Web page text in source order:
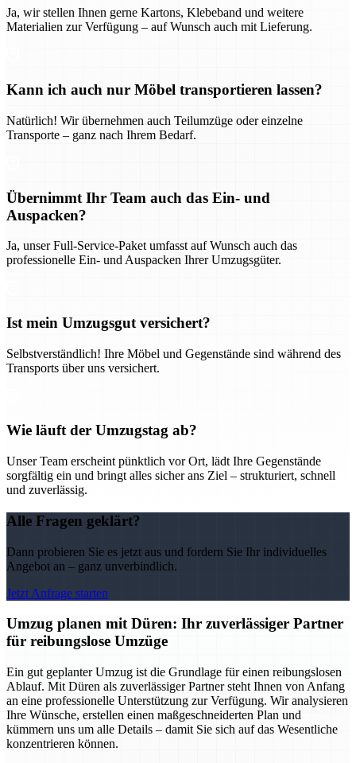
Ja, wir stellen Ihnen gerne Kartons, Klebeband und weitere
Materialien zur Verfügung – auf Wunsch auch mit Lieferung.
Kann ich auch nur Möbel transportieren lassen?
Natürlich! Wir übernehmen auch Teilumzüge oder einzelne
Transporte – ganz nach Ihrem Bedarf.
Übernimmt Ihr Team auch das Ein- und
Auspacken?
Ja, unser Full-Service-Paket umfasst auf Wunsch auch das
professionelle Ein- und Auspacken Ihrer Umzugsgüter.
Ist mein Umzugsgut versichert?
Selbstverständlich! Ihre Möbel und Gegenstände sind während des
Transports über uns versichert.
Wie läuft der Umzugstag ab?
Unser Team erscheint pünktlich vor Ort, lädt Ihre Gegenstände
sorgfältig ein und bringt alles sicher ans Ziel – strukturiert, schnell
und zuverlässig.
Alle Fragen geklärt?
Dann probieren Sie es jetzt aus und fordern Sie Ihr individuelles
Angebot an – ganz unverbindlich.
Jetzt Anfrage starten
Umzug planen mit Düren: Ihr zuverlässiger Partner
für reibungslose Umzüge
Ein gut geplanter Umzug ist die Grundlage für einen reibungslosen
Ablauf. Mit Düren als zuverlässiger Partner steht Ihnen von Anfang
an eine professionelle Unterstützung zur Verfügung. Wir analysieren
Ihre Wünsche, erstellen einen maßgeschneiderten Plan und
kümmern uns um alle Details – damit Sie sich auf das Wesentliche
konzentrieren können.